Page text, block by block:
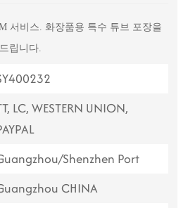
서비스. 화장품용 특수 튜브 포장을
립니다.
LC, WESTERN UNION,
Shenzhen Port
CHINA